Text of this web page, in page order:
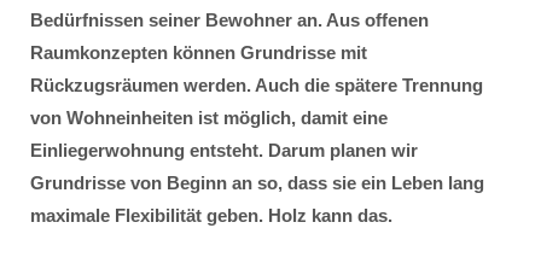
Bedürfnissen seiner Bewohner an. Aus offenen
Raumkonzepten können Grundrisse mit
Rückzugsräumen werden. Auch die spätere Trennung
von Wohneinheiten ist möglich, damit eine
Einliegerwohnung entsteht. Darum planen wir
Grundrisse von Beginn an so, dass sie ein Leben lang
maximale Flexibilität geben. Holz kann das.